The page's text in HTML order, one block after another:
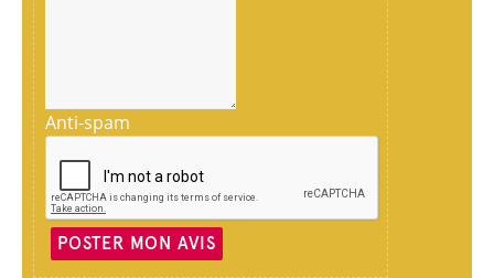
Anti-spam
POSTER MON AVIS